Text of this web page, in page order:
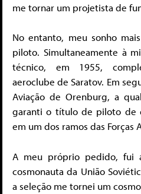
me tornar um projetista de
No entanto, meu sonho
piloto. Simultaneamente à
técnico, em 1955,
aeroclube de Saratov. Em
Aviação de Orenburg, a
garanti o título de piloto de
em um dos ramos das Forças
A meu próprio pedido, fui
cosmonauta da União
a seleção me tornei um